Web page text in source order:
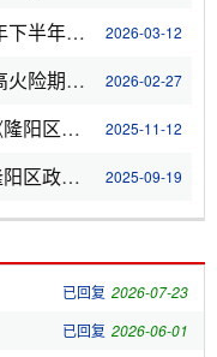
2026-03-12
隆阳区人民政府办公室关于2025年下半年全区政府网站和政府系统政务新媒体检查情况的函
2026-02-27
隆阳区人民政府2026年森林草原高火险期防灭火命令
2025-11-12
隆阳区人民政府办公室关于公布《隆阳区行政许可事项清单（2025年版）》的通知
2025-09-19
隆阳区人民政府办公室关于公布隆阳区政务服务中心进驻事项负面清单（2025年版）的通知
2026-07-23
已回复
2026-06-01
已回复